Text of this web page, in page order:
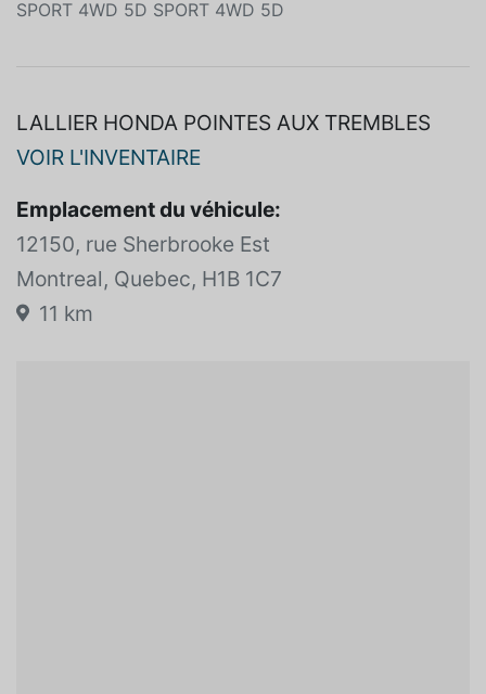
SPORT 4WD 5D SPORT 4WD 5D
LALLIER HONDA POINTES AUX TREMBLES
VOIR L'INVENTAIRE
Emplacement du véhicule:
12150, rue Sherbrooke Est
Montreal, Quebec, H1B 1C7
11 km